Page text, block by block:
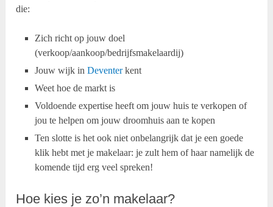
die:
Zich richt op jouw doel
(verkoop/aankoop/bedrijfsmakelaardij)
Jouw wijk in Deventerkent
Weet hoe de markt is
Voldoende expertise heeft om jouw huis te verkopen of
jou te helpen om jouw droomhuis aan te kopen
Ten slotte is het ook niet onbelangrijk dat je een goede
klik hebt met je makelaar: je zult hem of haar namelijk de
komende tijd erg veel spreken!
Hoe kies je zo’n makelaar?